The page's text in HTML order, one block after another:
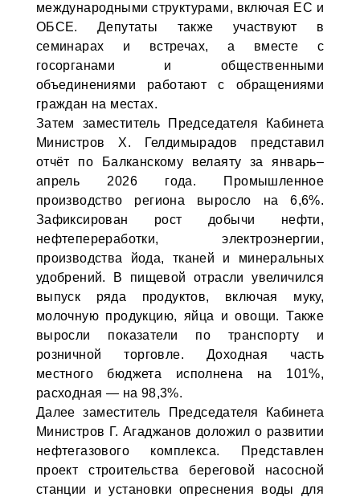
международными структурами, включая ЕС и
ОБСЕ. Депутаты также участвуют в
семинарах и встречах, а вместе с
госорганами и общественными
объединениями работают с обращениями
граждан на местах.
Затем заместитель Председателя Кабинета
Министров Х. Гелдимырадов представил
отчёт по Балканскому велаяту за январь–
апрель 2026 года. Промышленное
производство региона выросло на 6,6%.
Зафиксирован рост добычи нефти,
нефтепереработки, электроэнергии,
производства йода, тканей и минеральных
удобрений. В пищевой отрасли увеличился
выпуск ряда продуктов, включая муку,
молочную продукцию, яйца и овощи. Также
выросли показатели по транспорту и
розничной торговле. Доходная часть
местного бюджета исполнена на 101%,
расходная — на 98,3%.
Далее заместитель Председателя Кабинета
Министров Г. Агаджанов доложил о развитии
нефтегазового комплекса. Представлен
проект строительства береговой насосной
станции и установки опреснения воды для